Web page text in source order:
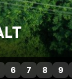
6 7 8 9